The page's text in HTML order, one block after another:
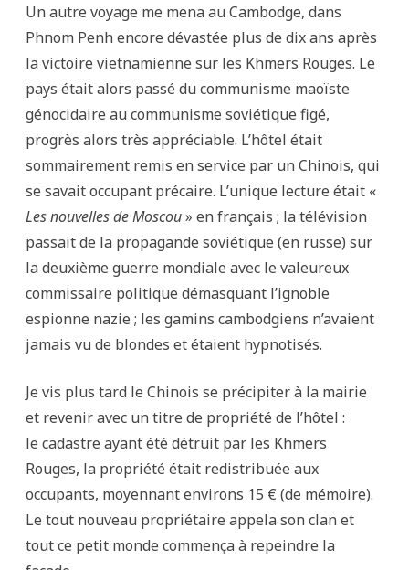
Un autre voyage me mena au Cambodge, dans
Phnom Penh encore dévastée plus de dix ans après
la victoire vietnamienne sur les Khmers Rouges. Le
pays était alors passé du communisme maoïste
génocidaire au communisme soviétique figé,
progrès alors très appréciable. L’hôtel était
sommairement remis en service par un Chinois, qui
se savait occupant précaire. L’unique lecture était «
Les nouvelles de Moscou» en français ; la télévision
passait de la propagande soviétique (en russe) sur
la deuxième guerre mondiale avec le valeureux
commissaire politique démasquant l’ignoble
espionne nazie ; les gamins cambodgiens n’avaient
jamais vu de blondes et étaient hypnotisés.
Je vis plus tard le Chinois se précipiter à la mairie
et revenir avec un titre de propriété de l’hôtel :
le cadastre ayant été détruit par les Khmers
Rouges, la propriété était redistribuée aux
occupants, moyennant environs 15 € (de mémoire).
Le tout nouveau propriétaire appela son clan et
tout ce petit monde commença à repeindre la